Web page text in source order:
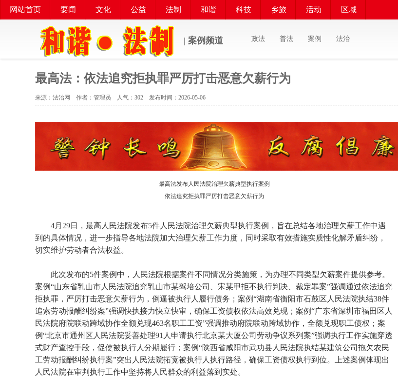
网站首页 要闻 文化 公益 法制 和谐 科技 乡旅 活动 区域
| 案例频道 政法 普法 案例 法治
最高法：依法追究拒执罪严厉打击恶意欠薪行为
来源：法治网 作者：管理员 人气： 302 发布时间：2026-05-06
最高法发布人民法院治理欠薪典型执行案例
依法追究拒执罪严厉打击恶意欠薪行为
4月29日，最高人民法院发布5件人民法院治理欠薪典型执行案例，旨在总结各地治理欠薪工作中遇
到的具体情况，进一步指导各地法院加大治理欠薪工作力度，同时采取有效措施实质性化解矛盾纠纷，
切实维护劳动者合法权益。
此次发布的5件案例中，人民法院根据案件不同情况分类施策，为办理不同类型欠薪案件提供参考。
案例“山东省乳山市人民法院追究乳山市某驾培公司、宋某甲拒不执行判决、裁定罪案”强调通过依法追究
拒执罪，严厉打击恶意欠薪行为，倒逼被执行人履行债务；案例“湖南省衡阳市石鼓区人民法院执结38件
追索劳动报酬纠纷案”强调快执接力快立快审，确保工资债权依法高效兑现；案例“广东省深圳市福田区人
民法院府院联动跨域协作全额兑现463名职工工资”强调推动府院联动跨域协作，全额兑现职工债权；案
例“北京市通州区人民法院妥善处理91人申请执行北京某大厦公司劳动争议系列案”强调执行工作实施穿透
式财产查控手段，促使被执行人分期履行；案例“陕西省咸阳市武功县人民法院执结某建筑公司拖欠农民
工劳动报酬纠纷执行案”突出人民法院拓宽被执行人执行路径，确保工资债权执行到位。上述案例体现出
人民法院在审判执行工作中坚持将人民群众的利益落到实处。